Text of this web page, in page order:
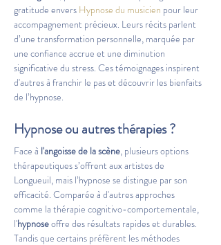
gratitude envers Hypnose du musicien pour leur
accompagnement précieux. Leurs récits parlent
d’une transformation personnelle, marquée par
une confiance accrue et une diminution
significative du stress. Ces témoignages inspirent
d'autres à franchir le pas et découvrir les bienfaits
de l’hypnose.
Hypnose ou autres thérapies ?
Face à l'angoisse de la scène, plusieurs options
thérapeutiques s’offrent aux artistes de
Longueuil, mais l’hypnose se distingue par son
efficacité. Comparée à d'autres approches
comme la thérapie cognitivo-comportementale,
l'hypnose offre des résultats rapides et durables.
Tandis que certains préfèrent les méthodes